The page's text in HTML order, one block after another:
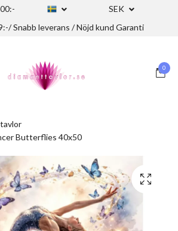
SEK
Snabb leverans / Nöjd kund Garanti
0
Butterflies 40x50